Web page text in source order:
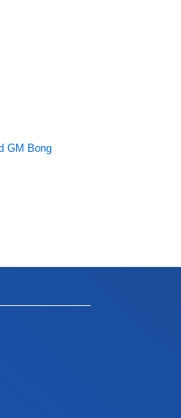
GM Bong